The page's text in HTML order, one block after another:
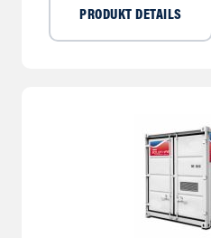
PRODUKT DETAILS